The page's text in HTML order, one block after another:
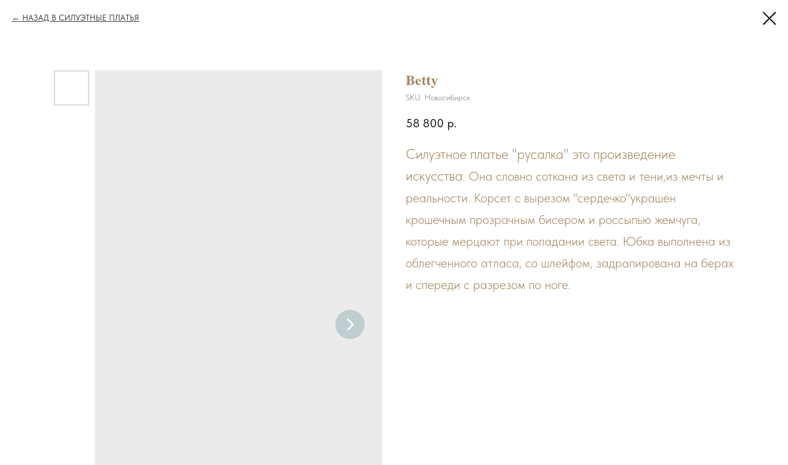
НАЗАД В СИЛУЭТНЫЕ ПЛАТЬЯ
Betty
SKU: Новосибирск
58 800 р.
Силуэтное платье "русалка" это произведение
искусства. Она словно соткана из света и тени,из мечты и
реальности. Корсет с вырезом "сердечко"украшен
крошечным прозрачным бисером и россыпью жемчуга,
которые мерцают при попадании света. Юбка выполнена из
облегченного атласа, со шлейфом, задрапирована на берах
и спереди с разрезом по ноге.